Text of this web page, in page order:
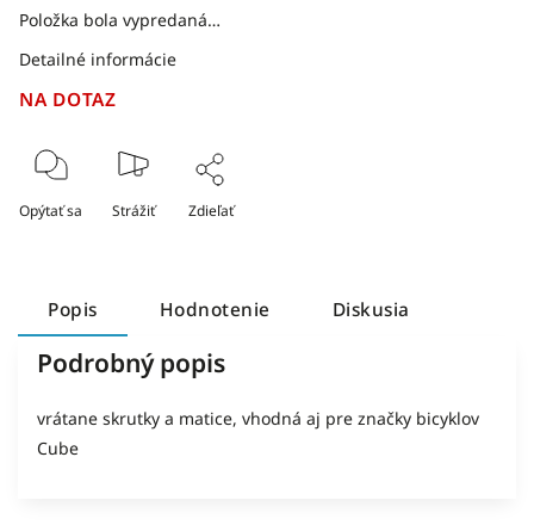
NA DOTAZ
Položka bola vypredaná…
Detailné informácie
Opýtať sa Strážiť Zdieľať
Popis Hodnotenie Diskusia
Podrobný popis
vrátane skrutky a matice, vhodná aj pre značky bicyklov
Cube